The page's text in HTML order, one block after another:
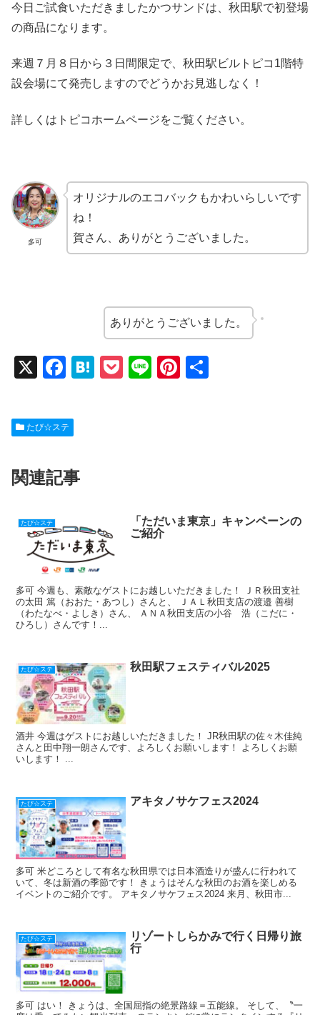
今日ご試食いただきましたかつサンドは、秋田駅で初登場
の商品になります。
来週７月８日から３日間限定で、秋田駅ビルトピコ1階特
設会場にて発売しますのでどうかお見逃しなく！
詳しくはトピコホームページをご覧ください。
多可
オリジナルのエコバックもかわいらしいです
ね！
賀さん、ありがとうございました。
ありがとうございました。
X
F
c
e
o
k
H
P
Li
Pi
たび☆ステ
関連記事
たび☆ステ
「ただいま東京」キャンペーンの
ご紹介
多可 今週も、素敵なゲストにお越しいただきました！ ＪＲ秋田支社
の太田 篤（おおた・あつし）さんと、 ＪＡＬ秋田支店の渡邉 善樹
（わたなべ・よしき）さん、 ＡＮＡ秋田支店の小谷 浩（こだに・
ひろし）さんです！...
たび☆ステ 秋田駅フェスティバル2025
酒井 今週はゲストにお越しいただきました！ JR秋田駅の佐々木佳純
さんと田中翔一朗さんです、よろしくお願いします！ よろしくお願
いします！ ...
たび☆ステ アキタノサケフェス2024
多可 米どころとして有名な秋田県では日本酒造りが盛んに行われて
いて、冬は新酒の季節です！ きょうはそんな秋田のお酒を楽しめる
イベントのご紹介です。 アキタノサケフェス2024 来月、秋田市...
たび☆ステ
リゾートしらかみで行く日帰り旅
行
多可 はい！ きょうは、全国屈指の絶景路線＝五能線。 そして、〝一